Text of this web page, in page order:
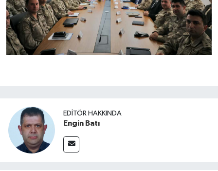
EDITÖR HAKKINDA
Engin Batı